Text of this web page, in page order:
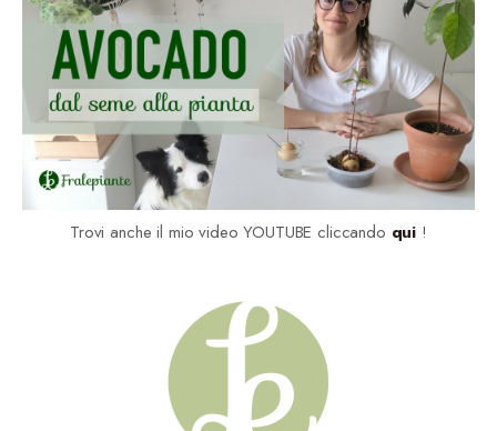
Trovi anche il mio video YOUTUBE cliccando qui !